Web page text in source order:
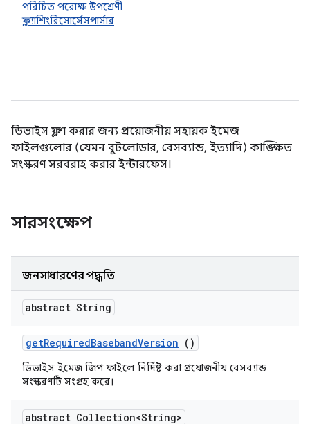
পরিচিত পরোক্ষ উপশ্রেণী
ফ্ল্যাশিংরিসোর্সেসপার্সার
ডিভাইস ফ্ল্যাশ করার জন্য প্রয়োজনীয় সহায়ক ইমেজ
ফাইলগুলোর (যেমন বুটলোডার, বেসব্যান্ড, ইত্যাদি) কাঙ্ক্ষিত
সংস্করণ সরবরাহ করার ইন্টারফেস।
সারসংক্ষেপ
জনসাধারণের পদ্ধতি
abstract String
getRequiredBasebandVersion ()
ডিভাইস ইমেজ জিপ ফাইলে নির্দিষ্ট করা প্রয়োজনীয় বেসব্যান্ড
সংস্করণটি সংগ্রহ করে।
abstract Collection<String>